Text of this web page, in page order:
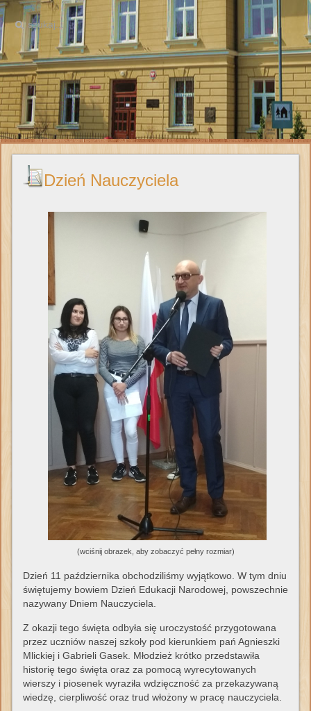
Dzień Nauczyciela
(wciśnij obrazek, aby zobaczyć pełny rozmiar)
Dzień 11 października obchodziliśmy wyjątkowo. W tym dniu
świętujemy bowiem Dzień Edukacji Narodowej, powszechnie
nazywany Dniem Nauczyciela.
Z okazji tego święta odbyła się uroczystość przygotowana
przez uczniów naszej szkoły pod kierunkiem pań Agnieszki
Mlickiej i Gabrieli Gasek. Młodzież krótko przedstawiła
historię tego święta oraz za pomocą wyrecytowanych
wierszy i piosenek wyraziła wdzięczność za przekazywaną
wiedzę, cierpliwość oraz trud włożony w pracę nauczyciela.